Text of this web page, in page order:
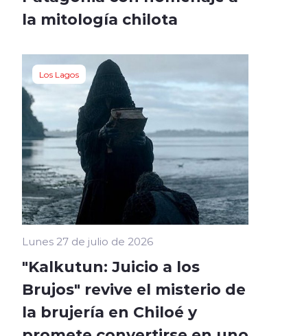
la mitología chilota
Los Lagos
Lunes 27 de julio de 2026
"Kalkutun: Juicio a los
Brujos" revive el misterio de
la brujería en Chiloé y